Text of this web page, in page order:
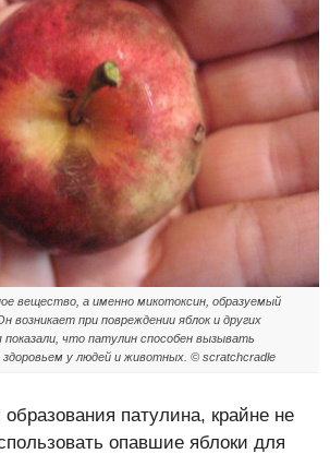
вещество, а именно микотоксин, образуемый
возникает при повреждении яблок и других
что патулин способен вызывать
здоровьем у людей и животных. © scratchcradle
патулина, крайне не
опавшие яблоки для